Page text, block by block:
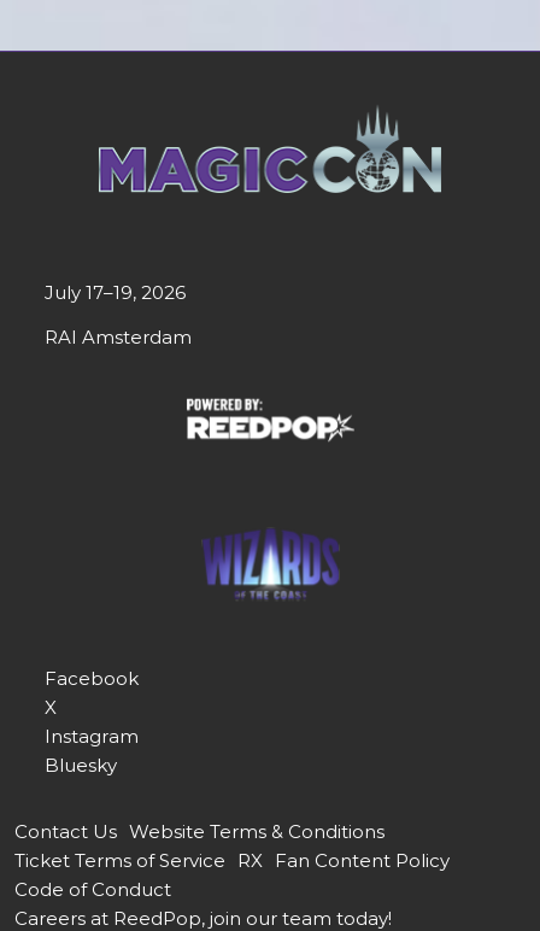
July 17–19, 2026
RAI Amsterdam
Facebook
X
Instagram
Bluesky
Contact Us Website Terms & Conditions
Ticket Terms of Service
RX
Fan Content Policy
Code of Conduct
Careers at ReedPop, join our team today!